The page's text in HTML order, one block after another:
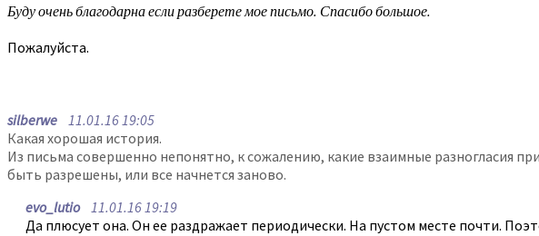
Буду очень благодарна если разберете мое письмо. Спасибо большое.
Пожалуйста.
silberwe 11.01.16 19:05
Какая хорошая история.
Из письма совершенно непонятно, к сожалению, какие взаимные разногласия
быть разрешены, или все начнется заново.
evo_lutio11.01.16 19:19
Да плюсует она. Он ее раздражает периодически. На пустом месте почти.